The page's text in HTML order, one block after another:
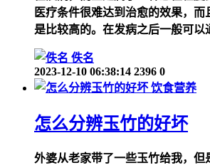
医疗条件很难达到治愈的效果，
是比较高的。在发病之后一般可以
佚名
2023-12-10 06:38:14 2396 0
饮食营养
怎么分辨玉竹的好坏
外婆从老家带了一些玉竹给我，但